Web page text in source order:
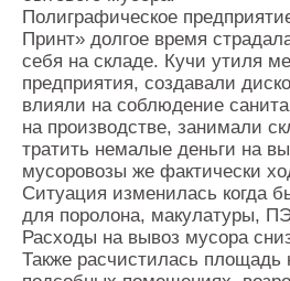
Мировые новости
О нас
Контакты
Оставить заявку
Полиграфическое
Принт» долгое время
себя на складе. Кучи утиля
предприятия, создавали
влияли на соблюдение
на производстве, занимали
тратить немалые деньги на
мусоровозы же фактически
Ситуация изменилась когда
для поролона, макулатуры,
Расходы на вывоз мусора
Также расчистилась площадь